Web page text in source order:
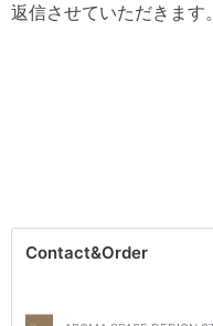
返信させていただきます。